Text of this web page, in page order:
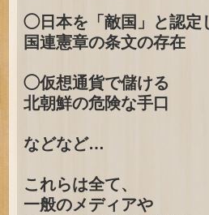
◯日本を「敵国」と認定
国連憲章の条文の存在
◯仮想通貨で儲ける
北朝鮮の危険な手口
などなど…
これらは全て、
一般のメディアや